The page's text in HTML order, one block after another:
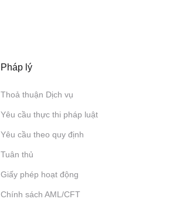
Pháp lý
Thoả thuận Dịch vụ
Yêu cầu thực thi pháp luật
Yêu cầu theo quy định
Tuân thủ
Giấy phép hoạt động
Chính sách AML/CFT